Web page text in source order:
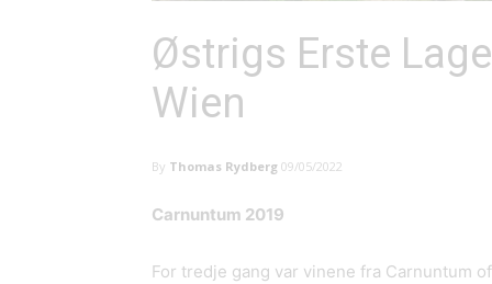
Østrigs Erste
Wien
By Thomas Rydberg 09/05/2022
Carnuntum 2019
For tredje gang var vinene fra Carnuntum